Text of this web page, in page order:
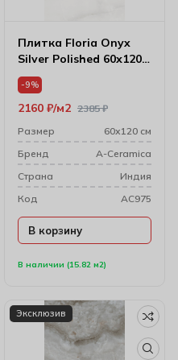
Плитка Floria Onyx
Silver Polished 60х120
см (7 мм)
В наличии (15.82 м2)
-9%
2385₽
2160 ₽ м2
Размер
60х120 см
Бренд
A-Ceramica
Cтрана
Индия
Код
AC975
В корзину
Эксклюзив